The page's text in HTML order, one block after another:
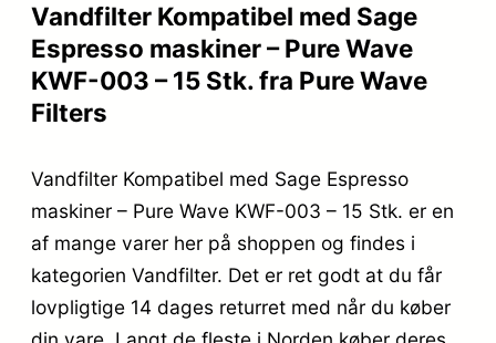
Vandfilter Kompatibel med Sage
Espresso maskiner – Pure Wave
KWF-003 – 15 Stk. fra Pure Wave
Filters
Vandfilter Kompatibel med Sage Espresso
maskiner – Pure Wave KWF-003 – 15 Stk. er en
af mange varer her på shoppen og findes i
kategorien Vandfilter. Det er ret godt at du får
lovpligtige 14 dages returret med når du køber